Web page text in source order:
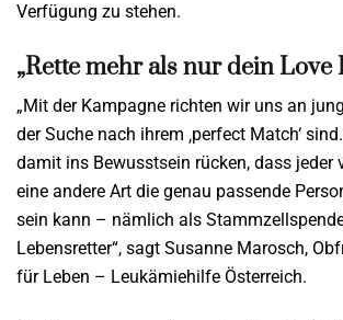
Verfügung zu stehen.
„Rette mehr als nur dein Love
„Mit der Kampagne richten wir uns an
der Suche nach ihrem ‚perfect Match‘
damit ins Bewusstsein rücken, dass jeder
eine andere Art die genau passende
sein kann – nämlich als
Lebensretter“, sagt Susanne Marosch,
für Leben – Leukämiehilfe Österreich.